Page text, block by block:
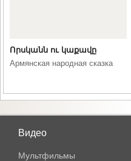
Որսկանն ու կաքավը
Армянская народная сказка
Видео
Мультфильмы